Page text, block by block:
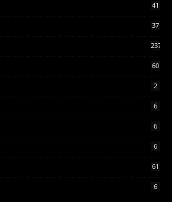
41
37
237
60
2
6
6
6
61
6